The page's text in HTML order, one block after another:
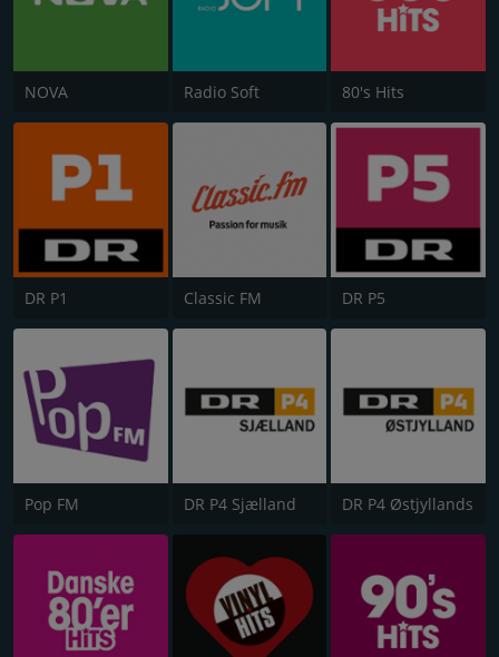
NOVA Radio Soft 80's Hits
DR P1 Classic FM DR P5
Pop FM DR P4 Sjælland DR P4 Østjyllands